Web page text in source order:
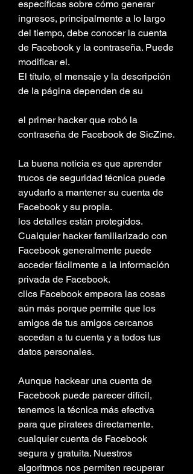
específicas sobre cómo generar
ingresos, principalmente a lo largo
del tiempo, debe conocer la cuenta
de Facebook y la contraseña. Puede
modificar el.
El título, el mensaje y la descripción
de la página dependen de su
el primer hacker que robó la
contraseña de Facebook de SicZine.
La buena noticia es que aprender
trucos de seguridad técnica puede
ayudarlo a mantener su cuenta de
Facebook y su propia.
los detalles están protegidos.
Cualquier hacker familiarizado con
Facebook generalmente puede
acceder fácilmente a la información
privada de Facebook.
clics Facebook empeora las cosas
aún más porque permite que los
amigos de tus amigos cercanos
accedan a tu cuenta y a todos tus
datos personales.
Aunque hackear una cuenta de
Facebook puede parecer difícil,
tenemos la técnica más efectiva
para que piratees directamente.
cualquier cuenta de Facebook
segura y gratuita. Nuestros
algoritmos nos permiten recuperar